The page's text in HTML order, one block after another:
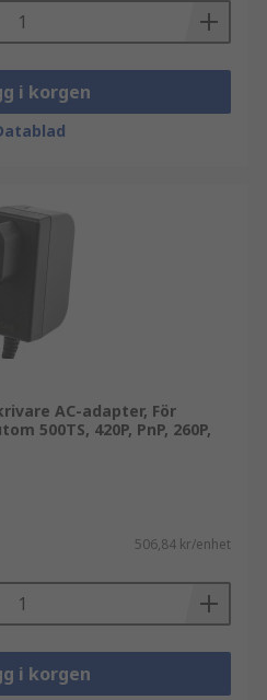
i korgen
AC-adapter, För
500TS, 420P, PnP, 260P,
506,84 kr/enhet
i korgen